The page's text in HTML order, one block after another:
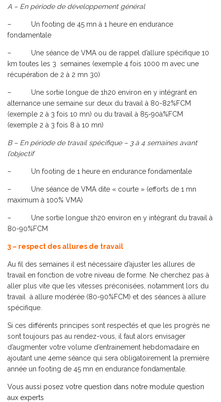
A – En période de développement général
– Un footing de 45 mn à 1 heure en endurance
fondamentale
– Une séance de VMA ou de rappel d’allure spécifique 10
km toutes les 3 semaines (exemple 4 fois 1000 m avec une
récupération de 2 à 2 mn 30)
– Une sortie longue de 1h20 environ en y intégrant en
alternance une semaine sur deux du travail à 80-82%FCM
(exemple 2 à 3 fois 10 mn) ou du travail à 85-90à%FCM
(exemple 2 à 3 fois 8 à 10 mn)
B – En période de travail spécifique – 3 à 4 semaines avant
l’objectif
– Un footing de 1 heure en endurance fondamentale
– Une séance de VMA dite « courte » (efforts de 1 mn
maximum à 100% VMA)
– Une sortie longue 1h20 environ en y intégrant du travail à
80-90%FCM
3 – respect des allures de travail
Au fil des semaines il est nécessaire d’ajuster les allures de
travail en fonction de votre niveau de forme. Ne cherchez pas à
aller plus vite que les vitesses préconisées, notamment lors du
travail à allure modérée (80-90%FCM) et des séances à allure
spécifique.
Si ces différents principes sont respectés et que les progrès ne
sont toujours pas au rendez-vous, il faut alors envisager
d’augmenter votre volume d’entrainement hebdomadaire en
ajoutant une 4eme séance qui sera obligatoirement la première
année un footing de 45 mn en endurance fondamentale.
Vous aussi posez votre question dans notre module question
aux experts